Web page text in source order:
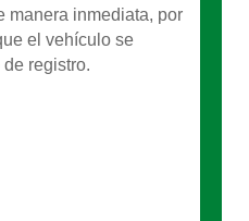
manera inmediata, por
el vehículo se
registro.